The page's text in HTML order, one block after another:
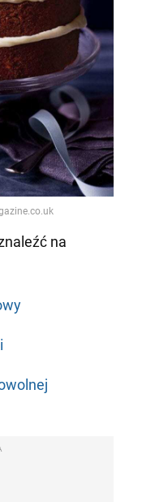
na